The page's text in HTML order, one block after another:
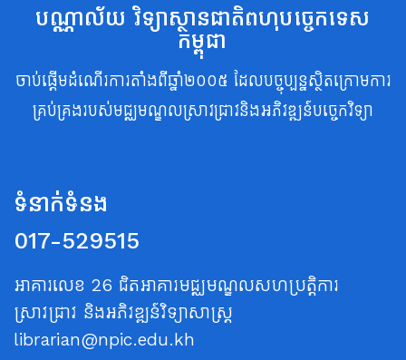
បណ្ណាល័យ វិទ្យាស្ថានជាតិពហុបច្ចេកទេស
កម្ពុជា
ចាប់ផ្តើមដំណើរការតាំងពីឆ្នាំ២០០៥ ដែលបច្ចុប្បន្នស្ថិតក្រោមការ
គ្រប់គ្រងរបស់មជ្ឈមណ្ឌលស្រាវជ្រាវនិងអភិវឌ្ឍន៍បច្ចេកវិទ្យា
ទំនាក់ទំនង
017-529515
អាគារលេខ 26 ជិតអាគារមជ្ឈមណ្ឌលសហប្រត្តិការ
ស្រាវជ្រាវ និងអភិវឌ្ឍន៍វិទ្យាសាស្ត្រ
librarian@npic.edu.kh